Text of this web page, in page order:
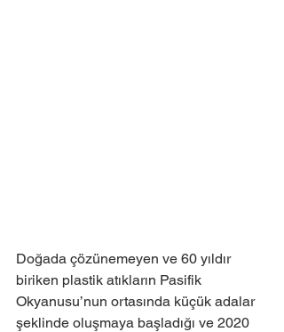
Doğada çözünemeyen ve 60 yıldır
biriken plastik atıkların Pasifik
Okyanusu’nun ortasında küçük adalar
şeklinde oluşmaya başladığı ve 2020